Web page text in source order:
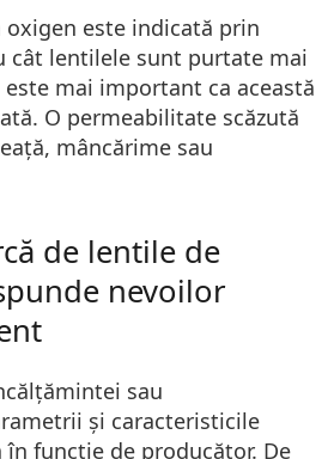
este indicată prin
cât lentilele sunt purtate mai
mai important ca această
O permeabilitate scăzută
mâncărime sau
de lentile de
nevoilor
sau
și caracteristicile
funcție de producător. De